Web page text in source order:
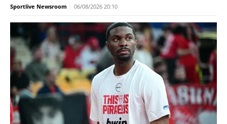
Sportlive Newsroom - 06/08/2026 20:10